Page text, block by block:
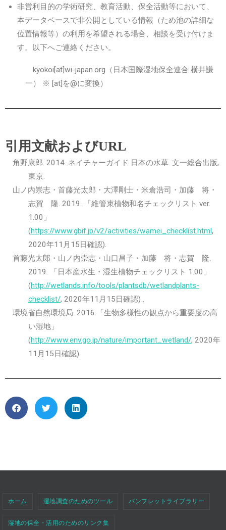
非営利目的の学術研究、教育活動、保全活動等において、
本データベースで非公開としている情報（ため池の詳細な
位置情報等）の利用を希望される場合、相談を受け付けま
す。以下へご連絡ください。
kyokoi[at]wi-japan.org（日本国際湿地保全連合 横井謙
一） ※ [at]を@に変換）
引用文献およびURL
角野康郎. 2014. ネイチャーガイド 日本の水草. 文一総合出版,
東京.
山ノ内崇志・首藤光太郎・大澤剛士・米倉浩司・加藤 将・
志賀 隆. 2019. 「維管束植物和名チェックリスト ver.
1.00」
(https://www.gbif.jp/v2/activities/wamei_checklist.html ,
2020年11月15日確認).
首藤光太郎・山ノ内崇志・山口昌子・加藤 将・志賀 隆.
2019. 「日本産水生・湿生植物チェックリスト 1.00」
(http://wetlands.info/tools/plantsdb/wetlandplants-
checklist/, 2020年11月15日確認) .
環境省自然環境局. 2016.「生物多様性の観点から重要度の高
い湿地」
(http://www.env.go.jp/nature/important_wetland/, 2020年
11月15日確認).
ホーム 湿地調査のためのツール パンフレットライブラリー
湿地の保全・活用のためのリンク集